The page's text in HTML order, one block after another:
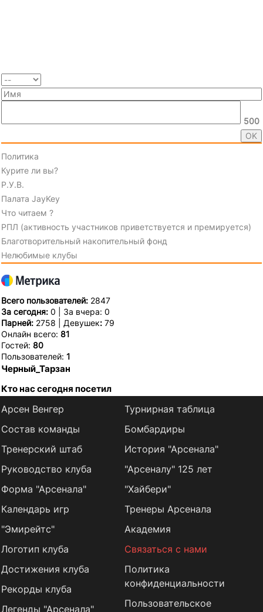
500
Политика
Курите ли вы?
Р.У.В.
Палата JayKey
Что читаем ?
РПЛ (активность участников приветствуется и премируется)
Благотворительный накопительный фонд
Нелюбимые клубы
Всего пользователей: 2847
За сегодня: 0 | За вчера: 0
Парней: 2758 | Девушек: 79
Онлайн всего: 81
Гостей: 80
Пользователей: 1
Черный_Тарзан
Кто нас сегодня посетил
Арсен Венгер
Состав команды
Тренерский штаб
Руководство клуба
Форма "Арсенала"
Календарь игр
Турнирная таблица
Бомбардиры
История "Арсенала"
"Арсеналу" 125 лет
"Хайбери"
Тренеры Арсенала
"Эмирейтс"
Логотип клуба
Достижения клуба
Рекорды клуба
Легенды "Арсенала"
Академия
Связаться с нами
Политика
конфиденциальности
Пользовательское